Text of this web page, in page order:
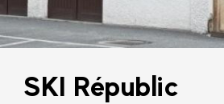
SKI Républic